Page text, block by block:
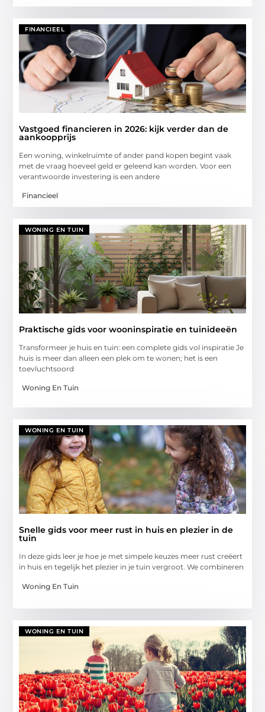
FINANCIEEL
Vastgoed financieren in 2026: kijk verder dan de
aankoopprijs
Een woning, winkelruimte of ander pand kopen begint vaak
met de vraag hoeveel geld er geleend kan worden. Voor een
verantwoorde investering is een andere
Financieel
WONING EN TUIN
Praktische gids voor wooninspiratie en tuinideeën
Transformeer je huis en tuin: een complete gids vol inspiratie Je
huis is meer dan alleen een plek om te wonen; het is een
toevluchtsoord
Woning En Tuin
WONING EN TUIN
Snelle gids voor meer rust in huis en plezier in de
tuin
In deze gids leer je hoe je met simpele keuzes meer rust creëert
in huis en tegelijk het plezier in je tuin vergroot. We combineren
Woning En Tuin
WONING EN TUIN